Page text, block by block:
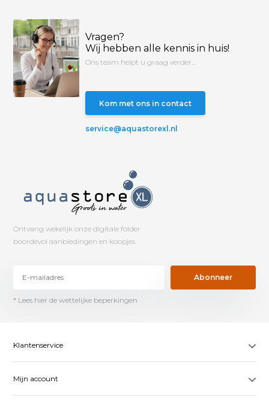
Vragen?
Wij hebben alle kennis in huis!
Ons team helpt u graag verder...
Kom met ons in contact
service@aquastorexl.nl
Ontvang wekelijk onze digitale folder
boordevol aanbiedingen en koopjes.
Abonneer
* Lees hier de wettelijke beperkingen
Klantenservice
Mijn account